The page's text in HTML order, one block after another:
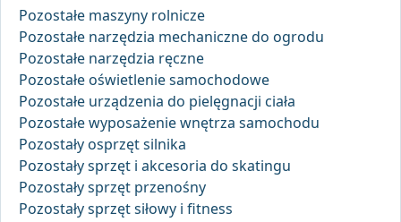
Pozostałe maszyny rolnicze
Pozostałe narzędzia mechaniczne do ogrodu
Pozostałe narzędzia ręczne
Pozostałe oświetlenie samochodowe
Pozostałe urządzenia do pielęgnacji ciała
Pozostałe wyposażenie wnętrza samochodu
Pozostały osprzęt silnika
Pozostały sprzęt i akcesoria do skatingu
Pozostały sprzęt przenośny
Pozostały sprzęt siłowy i fitness